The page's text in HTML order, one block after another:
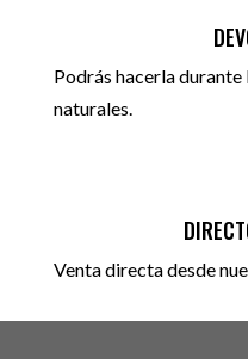
Podrás hacerla
naturales.
Venta directa desde